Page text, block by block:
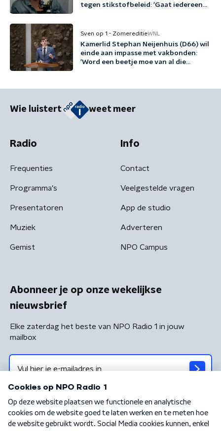
tegen stikstofbeleid: 'Gaat iedereen
Sven op 1 - ZomereditieWNL
Kamerlid Stephan Neijenhuis (D66) wil
einde aan impasse met vakbonden:
'Word een beetje moe van al die
Wie luistert weet meer
Radio
Frequenties
Programma's
Presentatoren
Muziek
Gemist
Info
Contact
Veelgestelde vragen
App de studio
Adverteren
NPO Campus
Abonneer je op onze wekelijkse
nieuwsbrief
Elke zaterdag het beste van NPO Radio 1 in jouw
mailbox
Algemene voorwaarden